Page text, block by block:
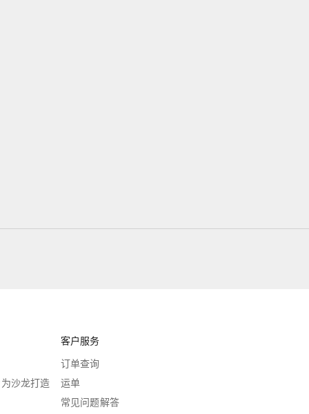
沙龙打造
客户服务
订单查询
运单
常见问题解答